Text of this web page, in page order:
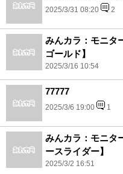
2025/3/31 08:20 2
みんカラ：モニタ
ゴールド】
2025/3/16 10:54
77777
2025/3/6 19:00 1
みんカラ：モニタ
ースライダー】
2025/3/2 16:51